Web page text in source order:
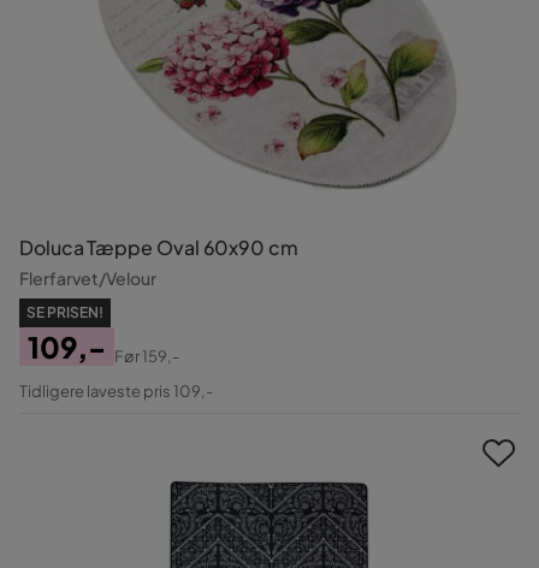
Doluca Tæppe Oval 60x90 cm
Flerfarvet/Velour
SE PRISEN!
Pris
109,-
Original
Før159,-
Tidligere laveste pris 109,-